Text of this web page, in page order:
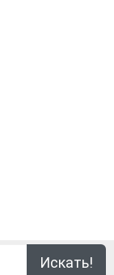
Искать!